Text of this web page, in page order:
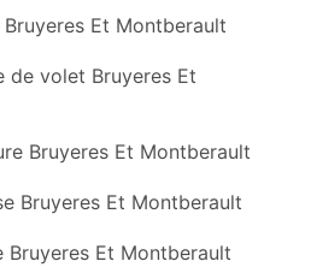
Et Montberault
de volet Bruyeres Et
Bruyeres Et Montberault
Bruyeres Et Montberault
Et Montberault